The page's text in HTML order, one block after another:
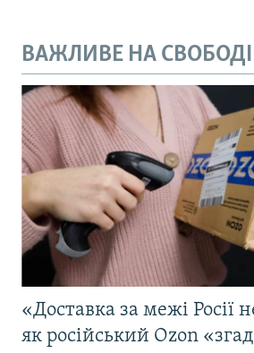
ВАЖЛИВЕ НА СВОБОДІ
«Доставка за межі Росії
як російський Ozon